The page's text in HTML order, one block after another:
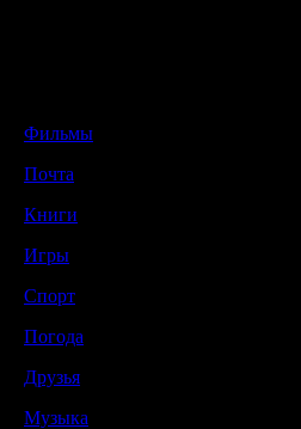
Фильмы
Почта
Книги
Игры
Спорт
Погода
Друзья
Музыка